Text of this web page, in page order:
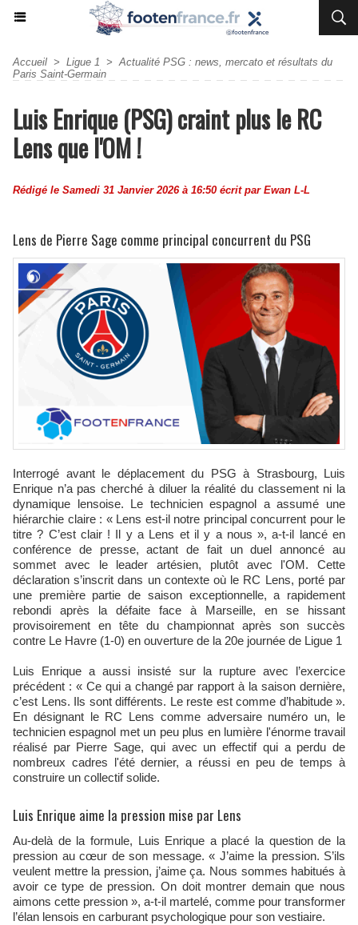
Accueil > Ligue 1 > Actualité PSG : news, mercato et résultats du
Paris Saint-Germain
Luis Enrique (PSG) craint plus le RC
Lens que l'OM !
Rédigé le Samedi 31 Janvier 2026 à 16:50 écrit par Ewan L-L
Lens de Pierre Sage comme principal concurrent du PSG
Interrogé avant le déplacement du PSG à Strasbourg, Luis
Enrique n’a pas cherché à diluer la réalité du classement ni la
dynamique lensoise. Le technicien espagnol a assumé une
hiérarchie claire : « Lens est-il notre principal concurrent pour le
titre ? C’est clair ! Il y a Lens et il y a nous », a‑t‑il lancé en
conférence de presse, actant de fait un duel annoncé au
sommet avec le leader artésien, plutôt avec l'OM. Cette
déclaration s’inscrit dans un contexte où le RC Lens, porté par
une première partie de saison exceptionnelle, a rapidement
rebondi après la défaite face à Marseille, en se hissant
provisoirement en tête du championnat après son succès
contre Le Havre (1‑0) en ouverture de la 20e journée de Ligue 1
Luis Enrique a aussi insisté sur la rupture avec l’exercice
précédent : « Ce qui a changé par rapport à la saison dernière,
c’est Lens. Ils sont différents. Le reste est comme d’habitude ».
En désignant le RC Lens comme adversaire numéro un, le
technicien espagnol met un peu plus en lumière l'énorme travail
réalisé par Pierre Sage, qui avec un effectif qui a perdu de
nombreux cadres l'été dernier, a réussi en peu de temps à
construire un collectif solide.
Luis Enrique aime la pression mise par Lens
Au‑delà de la formule, Luis Enrique a placé la question de la
pression au cœur de son message. « J’aime la pression. S’ils
veulent mettre la pression, j’aime ça. Nous sommes habitués à
avoir ce type de pression. On doit montrer demain que nous
aimons cette pression », a‑t‑il martelé, comme pour transformer
l’élan lensois en carburant psychologique pour son vestiaire.